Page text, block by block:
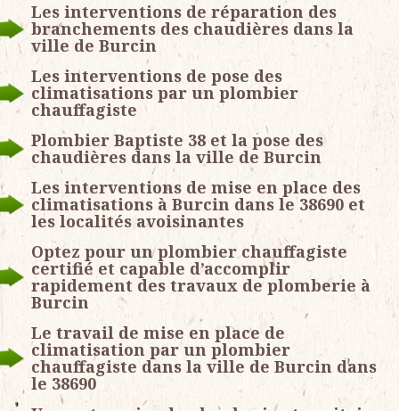
Les interventions de réparation des
branchements des chaudières dans la
ville de Burcin
Les interventions de pose des
climatisations par un plombier
chauffagiste
Plombier Baptiste 38 et la pose des
chaudières dans la ville de Burcin
Les interventions de mise en place des
climatisations à Burcin dans le 38690 et
les localités avoisinantes
Optez pour un plombier chauffagiste
certifié et capable d’accomplir
rapidement des travaux de plomberie à
Burcin
Le travail de mise en place de
climatisation par un plombier
chauffagiste dans la ville de Burcin dans
le 38690